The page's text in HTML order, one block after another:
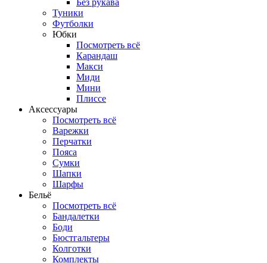
Туники
Футболки
Юбки
Посмотреть всё
Карандаш
Макси
Миди
Мини
Плиссе
Аксессуары
Посмотреть всё
Варежки
Перчатки
Пояса
Сумки
Шапки
Шарфы
Бельё
Посмотреть всё
Бандалетки
Боди
Бюстгальтеры
Колготки
Комплекты